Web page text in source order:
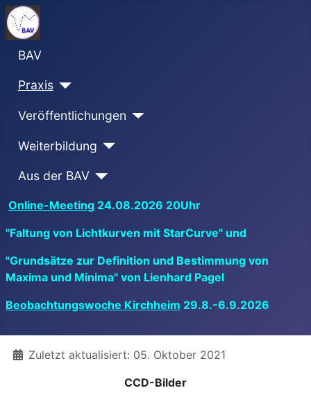
BAV
Praxis
Veröffentlichungen
Weiterbildung
Aus der BAV
Online-Meeting 24.08.2026 20Uhr
"Faltung von Lichtkurven mit StarCurve" und
"Grundsätze zur Definition und Bestimmung von
Maxima und Minima" von Lienhard Pagel
Beobachtungswoche Kirchheim 29.8.-6.9.2026
DetailsZuletzt aktualisiert: 05. Oktober 2021
CCD-Bilder